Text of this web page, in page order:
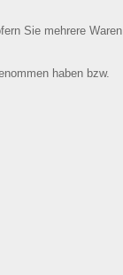
Sie mehrere Waren
haben bzw.